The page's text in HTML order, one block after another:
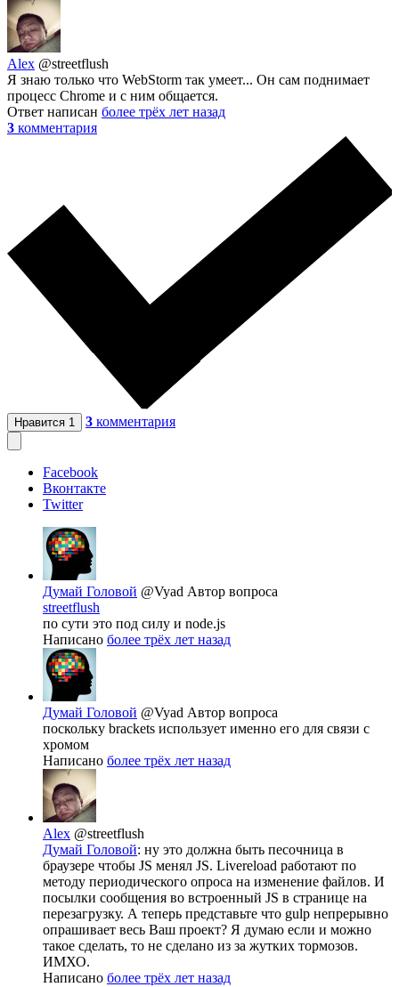
Alex @streetflush
Я знаю только что WebStorm так умеет... Он сам поднимает
процесс Chrome и с ним общается.
Ответ написан более трёх лет назад
3 комментария
Нравится 1 3 комментария
Facebook
Вконтакте
Twitter
Думай Головой @Vyad Автор вопроса
streetflush
по сути это под силу и node.js
Написано более трёх лет назад
Думай Головой @Vyad Автор вопроса
поскольку brackets использует именно его для связи с
хромом
Написано более трёх лет назад
Alex @streetflush
Думай Головой: ну это должна быть песочница в
браузере чтобы JS менял JS. Livereload работают по
методу периодического опроса на изменение файлов. И
посылки сообщения во встроенный JS в странице на
перезагрузку. А теперь представьте что gulp непрерывно
опрашивает весь Ваш проект? Я думаю если и можно
такое сделать, то не сделано из за жутких тормозов.
ИМХО.
Написано более трёх лет назад